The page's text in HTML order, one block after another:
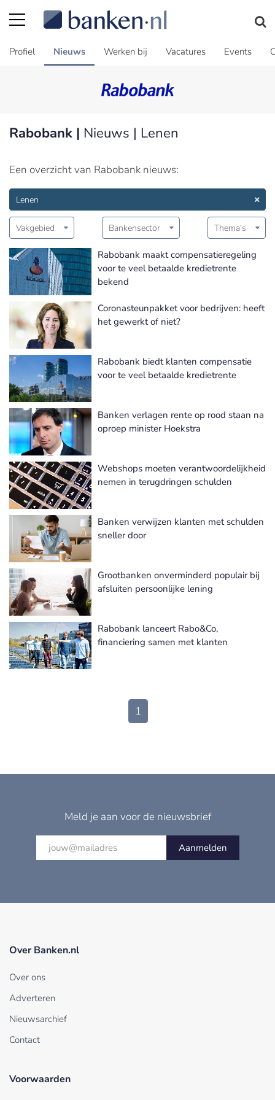
Profiel Nieuws Werken bij Vacatures Events
Rabobank | Nieuws | Lenen
Een overzicht van Rabobank nieuws:
Lenen
Vakgebied Bankensector Thema's
Rabobank maakt compensatieregeling
voor te veel betaalde kredietrente
bekend
Coronasteunpakket voor bedrijven: heeft
het gewerkt of niet?
Rabobank biedt klanten compensatie
voor te veel betaalde kredietrente
Banken verlagen rente op rood staan na
oproep minister Hoekstra
Webshops moeten verantwoordelijkheid
nemen in terugdringen schulden
Banken verwijzen klanten met schulden
sneller door
Grootbanken onverminderd populair bij
afsluiten persoonlijke lening
Rabobank lanceert Rabo&Co,
financiering samen met klanten
1
Meld je aan voor de nieuwsbrief
Aanmelden
Over Banken.nl
Over ons
Adverteren
Nieuwsarchief
Contact
Voorwaarden